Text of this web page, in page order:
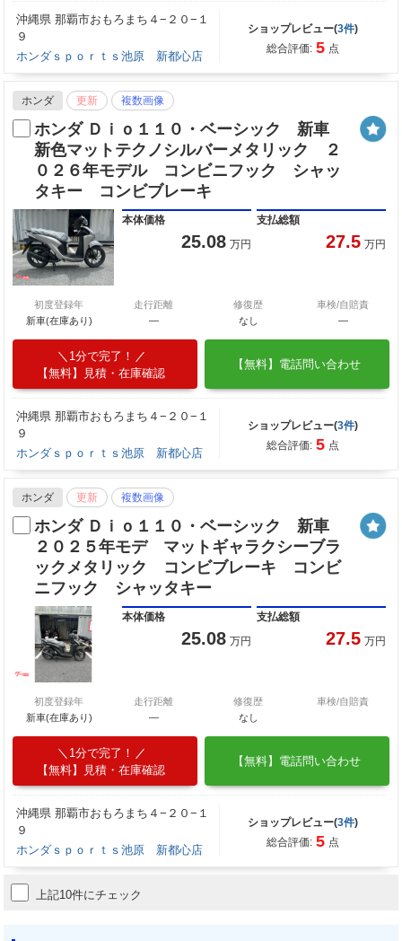
沖縄県 那覇市おもろまち４−２０−１
９
ホンダｓｐｏｒｔｓ池原 新都心店
ショップレビュー(3件)
総合評価: 5 点
ホンダ 更新 複数画像
ホンダ Ｄｉｏ１１０・ベーシック 新車
新色マットテクノシルバーメタリック ２
０２６年モデル コンビニフック シャッ
タキー コンビブレーキ
本体価格
25.08 万円
支払総額
27.5 万円
初度登録年
新車(在庫あり)
走行距離
―
修復歴
なし
車検/自賠責
―
1分で完了！
【無料】見積・在庫確認
【無料】電話問い合わせ
沖縄県 那覇市おもろまち４−２０−１
９
ホンダｓｐｏｒｔｓ池原 新都心店
ショップレビュー(3件)
総合評価: 5 点
ホンダ 更新 複数画像
ホンダ Ｄｉｏ１１０・ベーシック 新車
２０２５年モデ マットギャラクシーブラ
ックメタリック コンビブレーキ コンビ
ニフック シャッタキー
本体価格
25.08 万円
支払総額
27.5 万円
初度登録年
新車(在庫あり)
走行距離
―
修復歴
なし
車検/自賠責
1分で完了！
【無料】見積・在庫確認
【無料】電話問い合わせ
沖縄県 那覇市おもろまち４−２０−１
９
ホンダｓｐｏｒｔｓ池原 新都心店
ショップレビュー(3件)
総合評価: 5 点
上記10件にチェック